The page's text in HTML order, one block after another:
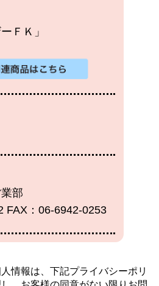
ＦＫ」
部
FAX：06-6942-0253
情報は、下記プライバシーポリ